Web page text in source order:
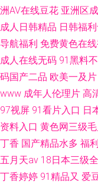
洲AV在线豆花 亚洲区
成人日韩精品 日韩福
导航福利 免费黄色在
成人在线无码 91黑料不
码国产二品 欧美一及片
www 成年人伦理片 高
97视屏 91看片入口 日
资料入口 黄色网三级
丁香 国产精品水多 福
五月天av 18日本三级
丁香婷婷 91精品又 爱